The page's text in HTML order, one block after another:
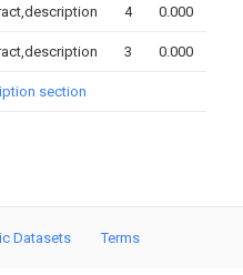
4 0.000
3 0.000
section
Datasets
Terms